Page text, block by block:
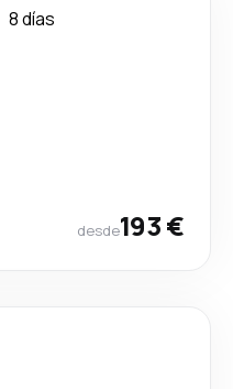
8 días
desde193 €